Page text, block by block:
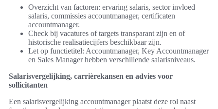
Overzicht van factoren: ervaring salaris, sector invloed
salaris, commissies accountmanager, certificaten
accountmanager.
Check bij vacatures of targets transparant zijn en of
historische realisatiecijfers beschikbaar zijn.
Let op functietitel: Accountmanager, Key Accountmanager
en Sales Manager hebben verschillende salarisniveaus.
Salarisvergelijking, carrièrekansen en advies voor
sollicitanten
Een salarisvergelijking accountmanager plaatst deze rol naast